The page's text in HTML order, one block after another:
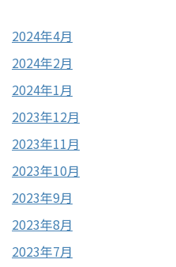
2024年4月
2024年2月
2024年1月
2023年12月
2023年11月
2023年10月
2023年9月
2023年8月
2023年7月